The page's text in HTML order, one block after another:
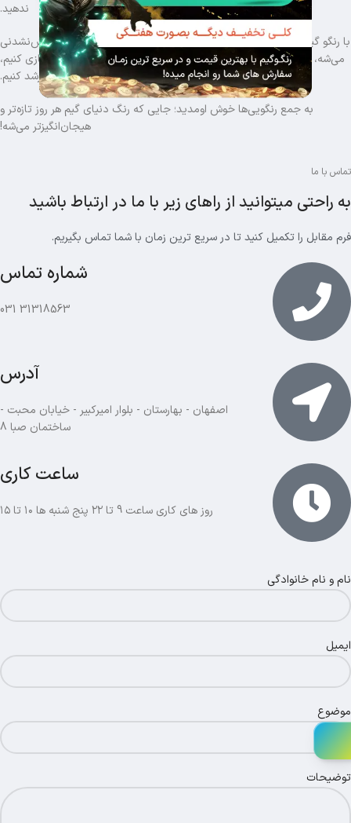
ندهید.
با رنگو گیم، وارد دنیایی می‌شید که بازی‌ کردن تبدیل به تجربه‌ای فراموش‌نشدنی
می‌شه، جایی که جامعه‌ای قدرتمند و پرانرژی منتظر شماست تا با هم بازی کنیم،
یاد بگیریم و رشد کنیم.
به جمع رنگویی‌ها خوش اومدید؛ جایی که رنگ دنیای گیم هر روز تازه‌تر و
هیجان‌انگیزتر می‌شه!
تماس با ما
به راحتی میتوانید از راهای زیر با ما در ارتباط باشید
فرم مقابل را تکمیل کنید تا در سریع ترین زمان با شما تماس بگیریم.
شماره تماس
31318563 031
آدرس
اصفهان - بهارستان - بلوار امیرکبیر - خیابان محبت -
ساختمان صبا 8
ساعت کاری
روز های کاری ساعت 9 تا ۲۲ پنج شنبه ها ۱۰ تا ۱۵
نام و نام خانوادگی
ایمیل
موضوع
توضیحات